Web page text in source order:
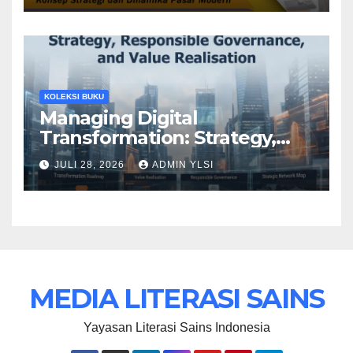
KOLEKSI BUKU
Managing Digital
Transformation: Strategy,
Responsible Governance,
and Value Realisation
JULI 28, 2026 ADMIN YLSI
MEDIA LITERASI SAINS
Yayasan Literasi Sains Indonesia